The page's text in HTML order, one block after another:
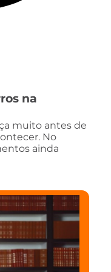
na
muito antes de
No
ainda